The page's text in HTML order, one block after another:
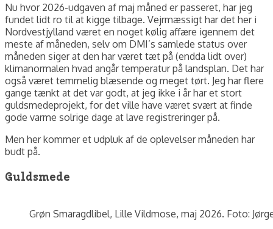
Nu hvor 2026-udgaven af maj måned er passeret, har jeg
fundet lidt ro til at kigge tilbage. Vejrmæssigt har det her i
Nordvestjylland været en noget kølig affære igennem det
meste af måneden, selv om DMI’s samlede status over
måneden siger at den har været tæt på (endda lidt over)
klimanormalen hvad angår temperatur på landsplan. Det har
også været temmelig blæsende og meget tørt. Jeg har flere
gange tænkt at det var godt, at jeg ikke i år har et stort
guldsmedeprojekt, for det ville have været svært at finde
gode varme solrige dage at lave registreringer på.
Men her kommer et udpluk af de oplevelser måneden har
budt på.
Guldsmede
Grøn Smaragdlibel, Lille Vildmose, maj 2026. Foto: